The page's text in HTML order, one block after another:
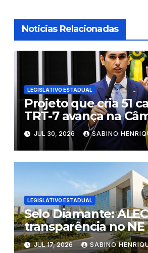
Noticias Relacionadas
LEGISLATIVO ESTADUAL
Projeto que cria 51
TRT-7 avança na
segue ao Plenário
JUL 30, 2026 SABINO
LEGISLATIVO ESTADUAL
Selo Diamante:
transparência no NE
JUL 17, 2026 SABINO